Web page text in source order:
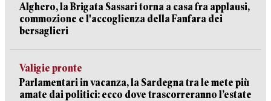
Alghero, la Brigata Sassari torna a casa fra applausi,
commozione e l'accoglienza della Fanfara dei
bersaglieri
Valigie pronte
Parlamentari in vacanza, la Sardegna tra le mete più
amate dai politici: ecco dove trascorreranno l’estate